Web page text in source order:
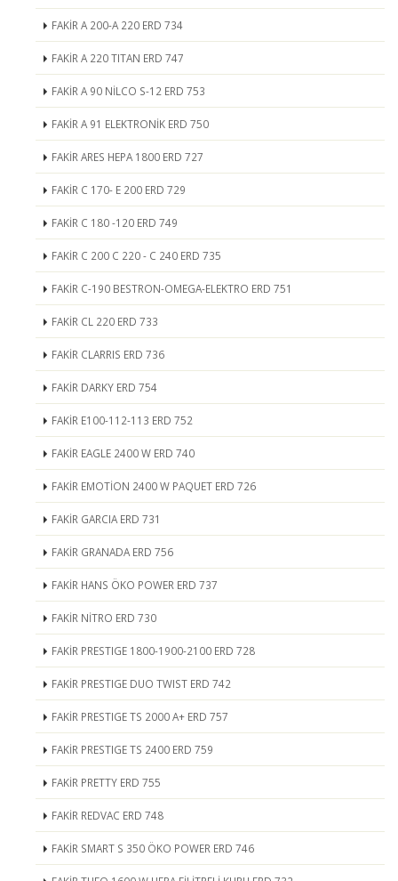
FAKİR A 200-A 220 ERD 734
FAKİR A 220 TITAN ERD 747
FAKİR A 90 NİLCO S-12 ERD 753
FAKİR A 91 ELEKTRONİK ERD 750
FAKİR ARES HEPA 1800 ERD 727
FAKİR C 170- E 200 ERD 729
FAKİR C 180 -120 ERD 749
FAKİR C 200 C 220 - C 240 ERD 735
FAKİR C-190 BESTRON-OMEGA-ELEKTRO ERD 751
FAKİR CL 220 ERD 733
FAKİR CLARRIS ERD 736
FAKİR DARKY ERD 754
FAKİR E100-112-113 ERD 752
FAKİR EAGLE 2400 W ERD 740
FAKİR EMOTİON 2400 W PAQUET ERD 726
FAKİR GARCIA ERD 731
FAKİR GRANADA ERD 756
FAKİR HANS ÖKO POWER ERD 737
FAKİR NİTRO ERD 730
FAKİR PRESTIGE 1800-1900-2100 ERD 728
FAKİR PRESTIGE DUO TWIST ERD 742
FAKİR PRESTIGE TS 2000 A+ ERD 757
FAKİR PRESTIGE TS 2400 ERD 759
FAKİR PRETTY ERD 755
FAKİR REDVAC ERD 748
FAKİR SMART S 350 ÖKO POWER ERD 746